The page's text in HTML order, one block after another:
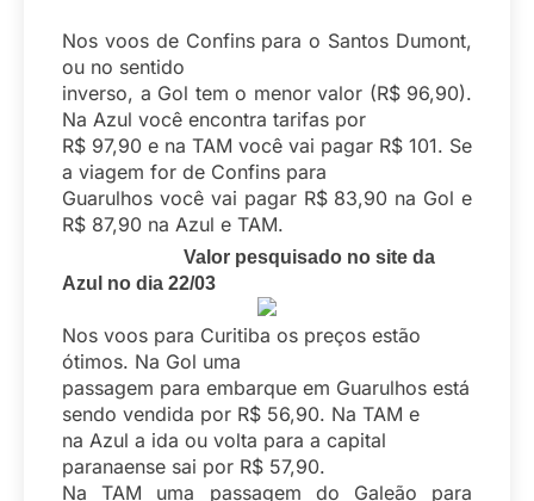
Nos voos de Confins para o Santos Dumont,
ou no sentido
inverso, a Gol tem o menor valor (R$ 96,90).
Na Azul você encontra tarifas por
R$ 97,90 e na TAM você vai pagar R$ 101. Se
a viagem for de Confins para
Guarulhos você vai pagar R$ 83,90 na Gol e
R$ 87,90 na Azul e TAM.
Valor pesquisado no site da
Azul no dia 22/03
Nos voos para Curitiba os preços estão
ótimos. Na Gol uma
passagem para embarque em Guarulhos está
sendo vendida por R$ 56,90. Na TAM e
na Azul a ida ou volta para a capital
paranaense sai por R$ 57,90.
Na TAM uma passagem do Galeão para